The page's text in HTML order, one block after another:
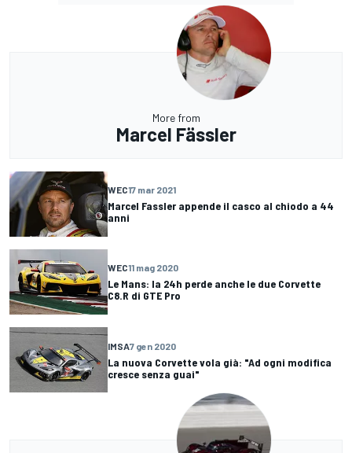
More from
Marcel Fässler
WEC17 mar 2021
Marcel Fassler appende il casco al chiodo a 44
anni
WEC11 mag 2020
Le Mans: la 24h perde anche le due Corvette
C8.R di GTE Pro
IMSA7 gen 2020
La nuova Corvette vola già: "Ad ogni modifica
cresce senza guai"